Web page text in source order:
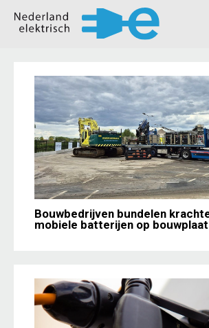
Bouwbedrijven bundelen
mobiele batterijen op